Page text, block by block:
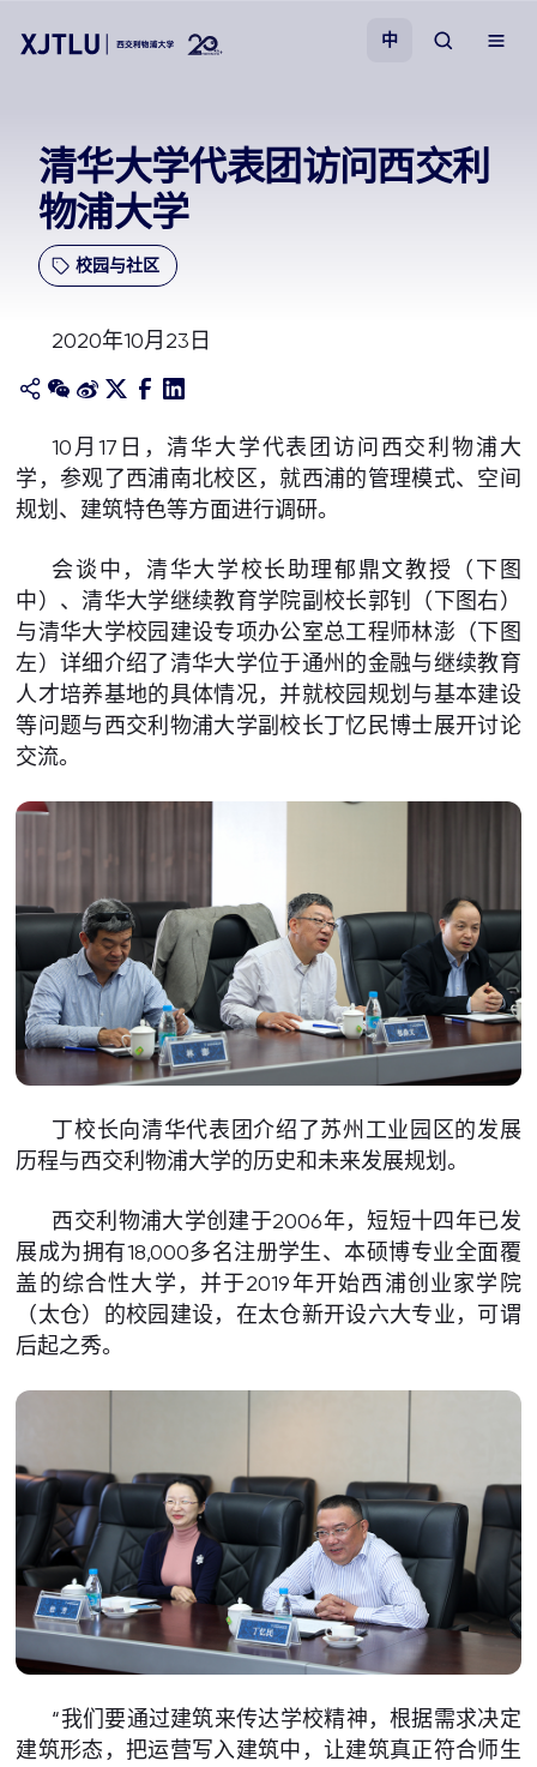
招生
科研
学院
关于我们
中
清华大学代表团访问西交利
物浦大学
校园与社区
2020年10月23日
10月17日，清华大学代表团访问西交利物浦大
学，参观了西浦南北校区，就西浦的管理模式、空间
规划、建筑特色等方面进行调研。
会谈中，清华大学校长助理郁鼎文教授（下图
中）、清华大学继续教育学院副校长郭钊（下图右）
与清华大学校园建设专项办公室总工程师林澎（下图
左）详细介绍了清华大学位于通州的金融与继续教育
人才培养基地的具体情况，并就校园规划与基本建设
等问题与西交利物浦大学副校长丁忆民博士展开讨论
交流。
丁校长向清华代表团介绍了苏州工业园区的发展
历程与西交利物浦大学的历史和未来发展规划。
西交利物浦大学创建于2006年，短短十四年已发
展成为拥有18,000多名注册学生、本硕博专业全面覆
盖的综合性大学，并于2019年开始西浦创业家学院
（太仓）的校园建设，在太仓新开设六大专业，可谓
后起之秀。
“我们要通过建筑来传达学校精神，根据需求决定
建筑形态，把运营写入建筑中，让建筑真正符合师生